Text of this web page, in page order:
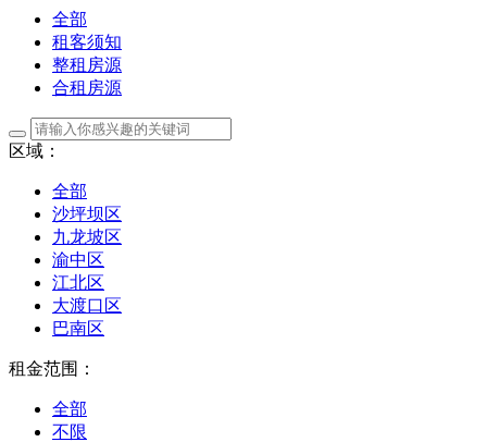
全部
租客须知
整租房源
合租房源
区域：
全部
沙坪坝区
九龙坡区
渝中区
江北区
大渡口区
巴南区
租金范围：
全部
不限